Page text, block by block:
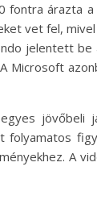
fontra árazta
vet fel,
jelentett
Microsoft
jövőbeli